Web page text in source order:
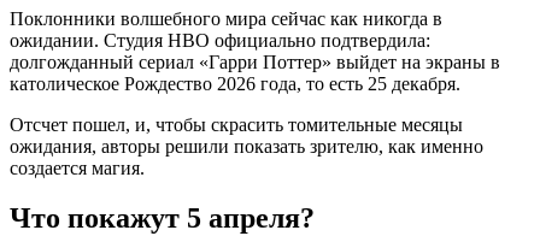
Поклонники волшебного мира сейчас как никогда в
ожидании. Студия HBO официально подтвердила:
долгожданный сериал «Гарри Поттер» выйдет на экраны в
католическое Рождество 2026 года, то есть 25 декабря.
Отсчет пошел, и, чтобы скрасить томительные месяцы
ожидания, авторы решили показать зрителю, как именно
создается магия.
Что покажут 5 апреля?